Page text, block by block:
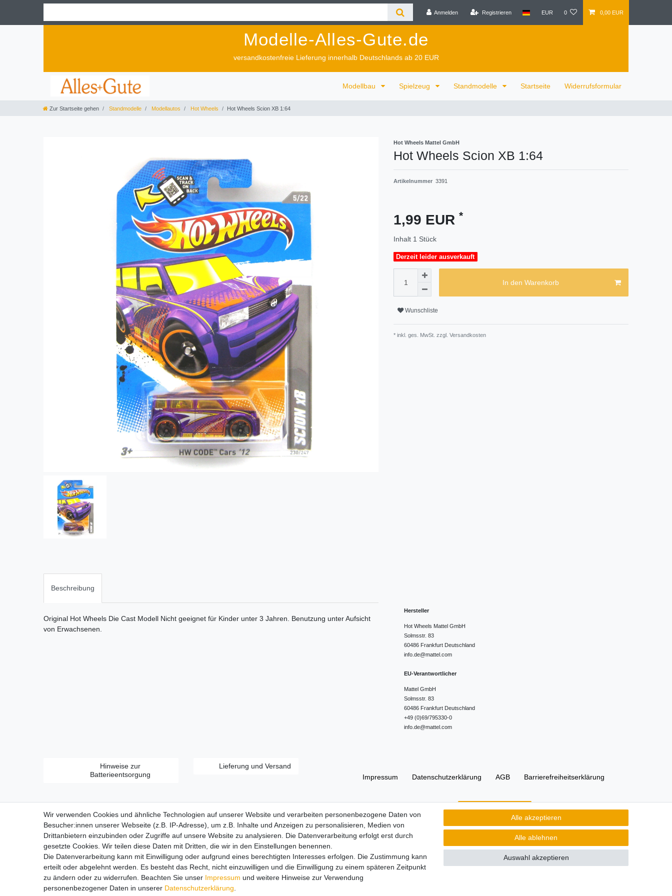
Anmelden Registrieren EUR 0 0,00 EUR
Modelle-Alles-Gute.de
versandkostenfreie Lieferung innerhalb Deutschlands ab 20 EUR
Modellbau Spielzeug Standmodelle Startseite Widerrufsformular
Zur Startseite gehen Standmodelle Modellautos Hot Wheels Hot Wheels Scion XB 1:64
Hot Wheels Mattel GmbH
Hot Wheels Scion XB 1:64
Artikelnummer 3391
1,99 EUR *
Inhalt 1 Stück
Derzeit leider ausverkauft
In den Warenkorb
Wunschliste
* inkl. ges. MwSt. zzgl. Versandkosten
Beschreibung
Original Hot Wheels Die Cast Modell Nicht geeignet für Kinder unter 3 Jahren. Benutzung unter Aufsicht
von Erwachsenen.
Hersteller
Hot Wheels Mattel GmbH
Solmsstr. 83
60486 Frankfurt Deutschland
info.de@mattel.com
EU-Verantwortlicher
Mattel GmbH
Solmsstr. 83
60486 Frankfurt Deutschland
+49 (0)69/795330-0
info.de@mattel.com
Hinweise zur
Batterieentsorgung
Lieferung und Versand
Impressum
Daten­schutz­erklärung AGB Barrierefreiheitserklärung
Widerrufs­recht Vertrag widerrufen Kontakt
Zahlungsarten:
Wir verwenden Cookies und ähnliche Technologien auf unserer Website und verarbeiten personenbezogene Daten von
Besucher:innen unserer Webseite (z.B. IP-Adresse), um z.B. Inhalte und Anzeigen zu personalisieren, Medien von
Drittanbietern einzubinden oder Zugriffe auf unsere Website zu analysieren. Die Datenverarbeitung erfolgt erst durch
gesetzte Cookies. Wir teilen diese Daten mit Dritten, die wir in den Einstellungen benennen.
Die Datenverarbeitung kann mit Einwilligung oder aufgrund eines berechtigten Interesses erfolgen. Die Zustimmung kann
erteilt oder abgelehnt werden. Es besteht das Recht, nicht einzuwilligen und die Einwilligung zu einem späteren Zeitpunkt
zu ändern oder zu widerrufen. Beachten Sie unser Impressum und weitere Hinweise zur Verwendung
personenbezogener Daten in unserer Daten­schutz­erklärung
Alle akzeptieren
Alle ablehnen
Auswahl akzeptieren